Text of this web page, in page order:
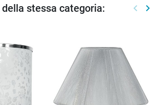
stessa categoria: keyboard_arrow_left keyboard_arrow_right